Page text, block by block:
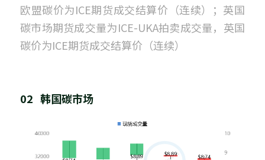
欧盟碳价为ICE期货成交结算价（连续）；英国
碳市场期货成交量为ICE-UKA拍卖成交量，英国
碳价为ICE期货成交结算价（连续）
02   韩国碳市场